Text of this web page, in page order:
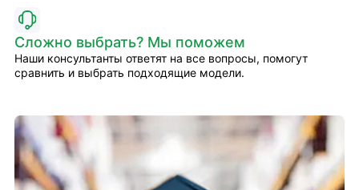
Сложно выбрать? Мы поможем
Наши консультанты ответят на все вопросы, помогут
сравнить и выбрать подходящие модели.